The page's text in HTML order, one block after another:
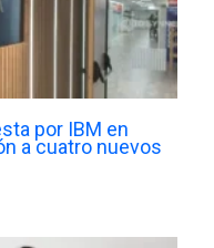
por IBM en
a cuatro nuevos